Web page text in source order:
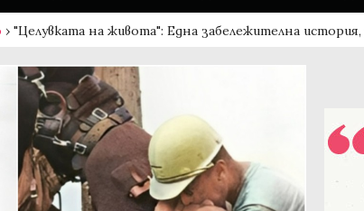
› "Целувката на живота": Една забележителна